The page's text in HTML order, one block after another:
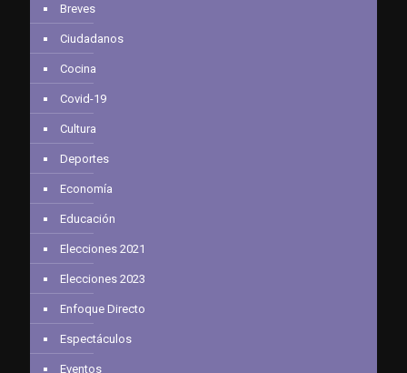
Breves
Ciudadanos
Cocina
Covid-19
Cultura
Deportes
Economía
Educación
Elecciones 2021
Elecciones 2023
Enfoque Directo
Espectáculos
Eventos